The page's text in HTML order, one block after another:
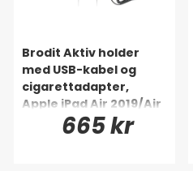
Brodit Aktiv holder
med USB-kabel og
cigarettadapter,
Apple iPad Air 2019/Air
3rd Gen (A2123, A2152,
A2153, A2154)/Pro 10.5
665 kr